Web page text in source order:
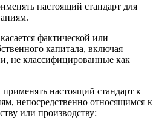
настоящий стандарт для
фактической или
капитала, включая
не классифицированные как
настоящий стандарт к
непосредственно относящимся к
или производству: